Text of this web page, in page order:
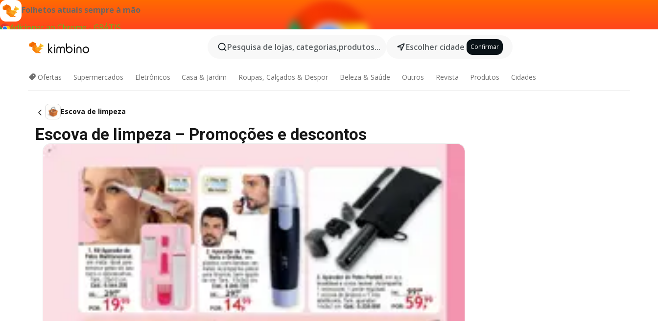
Folhetos atuais sempre à mão
Adicionar ao Chrome - GRÁTIS
Pesquisa de lojas, categorias,produtos...
Escolher cidade Confirmar
Ofertas Supermercados Eletrônicos Casa & Jardim Roupas, Calçados & Despor Beleza & Saúde Outros Revista Produtos Cidades
Escova de limpeza
Escova de limpeza – Promoções e descontos